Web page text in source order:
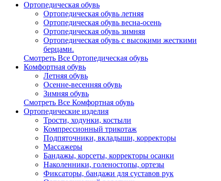
Ортопедическая обувь
Ортопедическая обувь летняя
Ортопедическая обувь весна-осень
Ортопедическая обувь зимняя
Ортопедическая обувь с высокими жесткими
берцами.
Смотреть Все Ортопедическая обувь
Комфортная обувь
Летняя обувь
Осенне-весенняя обувь
Зимняя обувь
Смотреть Все Комфортная обувь
Ортопедические изделия
Трости, ходунки, костыли
Компрессионный трикотаж
Подпяточники, вкладыши, корректоры
Массажеры
Бандажы, корсеты, корректоры осанки
Наколенники, голеностопы, ортезы
Фиксаторы, бандажи для суставов рук